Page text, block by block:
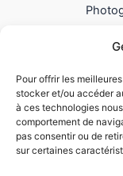
Pour offrir les
stocker et/ou accéder
à ces technologies
comportement de
pas consentir ou de
sur certaines